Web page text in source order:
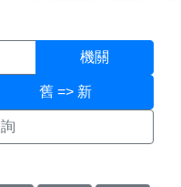
面
機關
舊 => 新